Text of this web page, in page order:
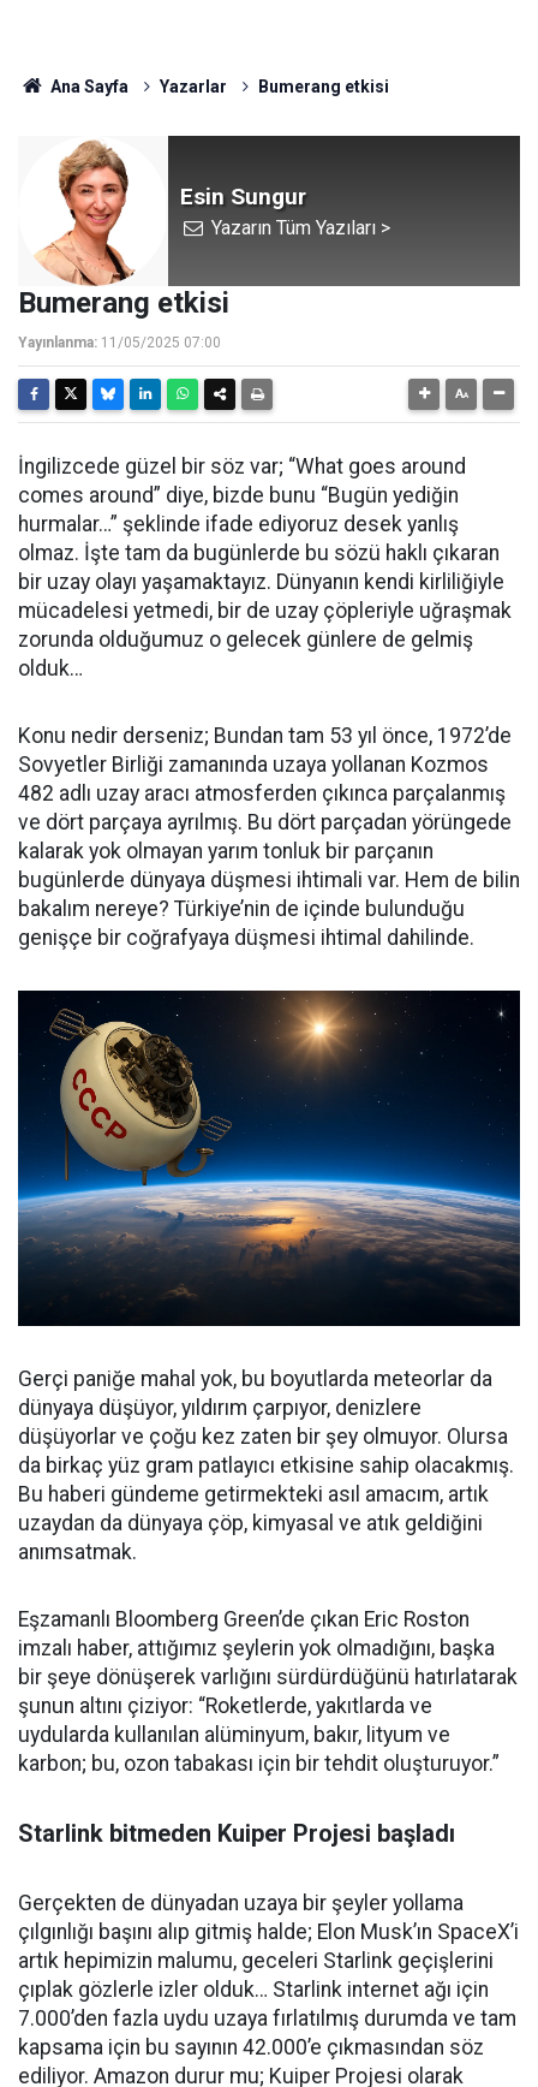
Ana Sayfa Yazarlar Bumerang etkisi
Esin Sungur
Yazarın Tüm Yazıları >
Bumerang etkisi
Yayınlanma: 11/05/2025 07:00
İngilizcede güzel bir söz var; “What goes around
comes around” diye, bizde bunu “Bugün yediğin
hurmalar…” şeklinde ifade ediyoruz desek yanlış
olmaz. İşte tam da bugünlerde bu sözü haklı çıkaran
bir uzay olayı yaşamaktayız. Dünyanın kendi kirliliğiyle
mücadelesi yetmedi, bir de uzay çöpleriyle uğraşmak
zorunda olduğumuz o gelecek günlere de gelmiş
olduk…
Konu nedir derseniz; Bundan tam 53 yıl önce, 1972’de
Sovyetler Birliği zamanında uzaya yollanan Kozmos
482 adlı uzay aracı atmosferden çıkınca parçalanmış
ve dört parçaya ayrılmış. Bu dört parçadan yörüngede
kalarak yok olmayan yarım tonluk bir parçanın
bugünlerde dünyaya düşmesi ihtimali var. Hem de bilin
bakalım nereye? Türkiye’nin de içinde bulunduğu
genişçe bir coğrafyaya düşmesi ihtimal dahilinde.
Gerçi paniğe mahal yok, bu boyutlarda meteorlar da
dünyaya düşüyor, yıldırım çarpıyor, denizlere
düşüyorlar ve çoğu kez zaten bir şey olmuyor. Olursa
da birkaç yüz gram patlayıcı etkisine sahip olacakmış.
Bu haberi gündeme getirmekteki asıl amacım, artık
uzaydan da dünyaya çöp, kimyasal ve atık geldiğini
anımsatmak.
Eşzamanlı Bloomberg Green’de çıkan Eric Roston
imzalı haber, attığımız şeylerin yok olmadığını, başka
bir şeye dönüşerek varlığını sürdürdüğünü hatırlatarak
şunun altını çiziyor: “Roketlerde, yakıtlarda ve
uydularda kullanılan alüminyum, bakır, lityum ve
karbon; bu, ozon tabakası için bir tehdit oluşturuyor.”
Starlink bitmeden Kuiper Projesi başladı
Gerçekten de dünyadan uzaya bir şeyler yollama
çılgınlığı başını alıp gitmiş halde; Elon Musk’ın SpaceX’i
artık hepimizin malumu, geceleri Starlink geçişlerini
çıplak gözlerle izler olduk… Starlink internet ağı için
7.000’den fazla uydu uzaya fırlatılmış durumda ve tam
kapsama için bu sayının 42.000’e çıkmasından söz
ediliyor. Amazon durur mu; Kuiper Projesi olarak